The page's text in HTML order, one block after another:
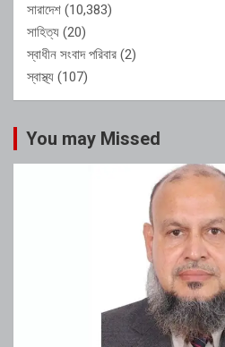
সারাদেশ (10,383)
সাহিত্য (20)
স্বাধীন সংবাদ পরিবার (2)
স্বাস্থ্য (107)
You may Missed